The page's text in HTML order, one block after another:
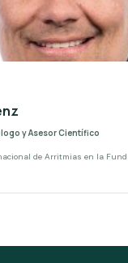
y Asesor Científico
de Arritmias en la